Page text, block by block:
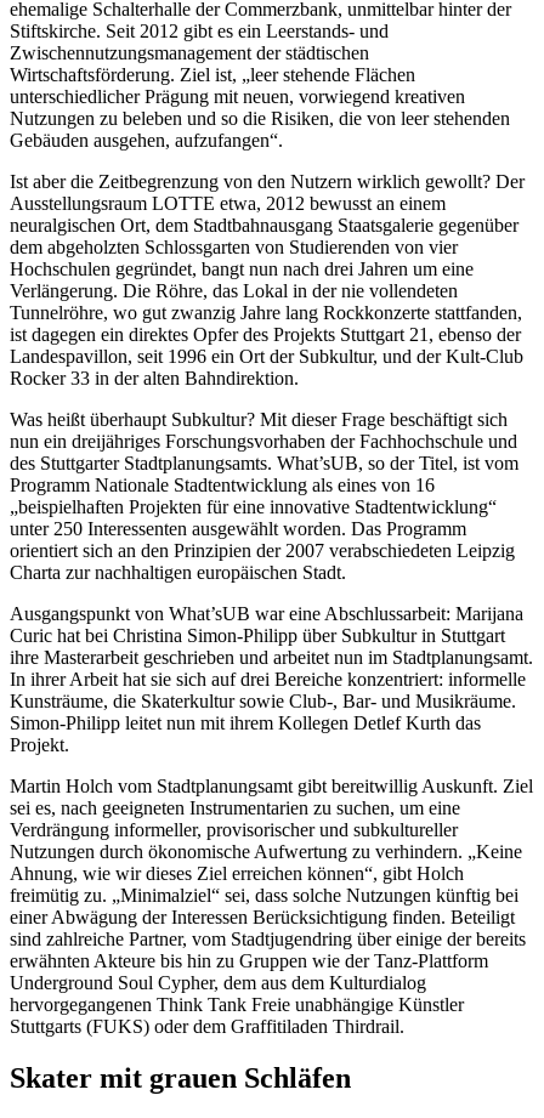
ehemalige Schalterhalle der Commerzbank, unmittelbar hinter der
Stiftskirche. Seit 2012 gibt es ein Leerstands- und
Zwischennutzungsmanagement der städtischen
Wirtschaftsförderung. Ziel ist, „leer stehende Flächen
unterschiedlicher Prägung mit neuen, vorwiegend kreativen
Nutzungen zu beleben und so die Risiken, die von leer stehenden
Gebäuden ausgehen, aufzufangen“.
Ist aber die Zeitbegrenzung von den Nutzern wirklich gewollt? Der
Ausstellungsraum LOTTE etwa, 2012 bewusst an einem
neuralgischen Ort, dem Stadtbahnausgang Staatsgalerie gegenüber
dem abgeholzten Schlossgarten von Studierenden von vier
Hochschulen gegründet, bangt nun nach drei Jahren um eine
Verlängerung. Die Röhre, das Lokal in der nie vollendeten
Tunnelröhre, wo gut zwanzig Jahre lang Rockkonzerte stattfanden,
ist dagegen ein direktes Opfer des Projekts Stuttgart 21, ebenso der
Landespavillon, seit 1996 ein Ort der Subkultur, und der Kult-Club
Rocker 33 in der alten Bahndirektion.
Was heißt überhaupt Subkultur? Mit dieser Frage beschäftigt sich
nun ein dreijähriges Forschungsvorhaben der Fachhochschule und
des Stuttgarter Stadtplanungsamts. What’sUB, so der Titel, ist vom
Programm Nationale Stadtentwicklung als eines von 16
„beispielhaften Projekten für eine innovative Stadtentwicklung“
unter 250 Interessenten ausgewählt worden. Das Programm
orientiert sich an den Prinzipien der 2007 verabschiedeten Leipzig
Charta zur nachhaltigen europäischen Stadt.
Ausgangspunkt von What’sUB war eine Abschlussarbeit: Marijana
Curic hat bei Christina Simon-Philipp über Subkultur in Stuttgart
ihre Masterarbeit geschrieben und arbeitet nun im Stadtplanungsamt.
In ihrer Arbeit hat sie sich auf drei Bereiche konzentriert: informelle
Kunsträume, die Skaterkultur sowie Club-, Bar- und Musikräume.
Simon-Philipp leitet nun mit ihrem Kollegen Detlef Kurth das
Projekt.
Martin Holch vom Stadtplanungsamt gibt bereitwillig Auskunft. Ziel
sei es, nach geeigneten Instrumentarien zu suchen, um eine
Verdrängung informeller, provisorischer und subkultureller
Nutzungen durch ökonomische Aufwertung zu verhindern. „Keine
Ahnung, wie wir dieses Ziel erreichen können“, gibt Holch
freimütig zu. „Minimalziel“ sei, dass solche Nutzungen künftig bei
einer Abwägung der Interessen Berücksichtigung finden. Beteiligt
sind zahlreiche Partner, vom Stadtjugendring über einige der bereits
erwähnten Akteure bis hin zu Gruppen wie der Tanz-Plattform
Underground Soul Cypher, dem aus dem Kulturdialog
hervorgegangenen Think Tank Freie unabhängige Künstler
Stuttgarts (FUKS) oder dem Graffitiladen Thirdrail.
Skater mit grauen Schläfen